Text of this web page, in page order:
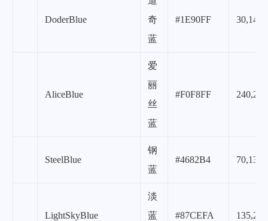
DoderBlue
奇
蓝
#1E90FF
AliceBlue
爱
丽
丝
蓝
#F0F8FF
SteelBlue
钢
蓝
#4682B4
LightSkyBlue
淡
蓝
#87CEFA